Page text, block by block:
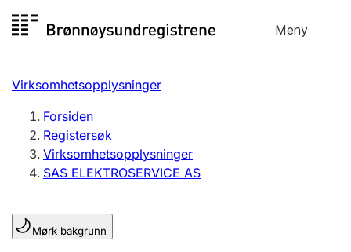
til
Meny
Registersøk
Aksjeselskap
Enkeltpersonforetak
Registrere, endre, slette
Lag og forening
Virksomhetsopplysninger
Forsiden
Registersøk
Virksomhetsopplysninger
SAS ELEKTROSERVICE AS
Mørk bakgrunn